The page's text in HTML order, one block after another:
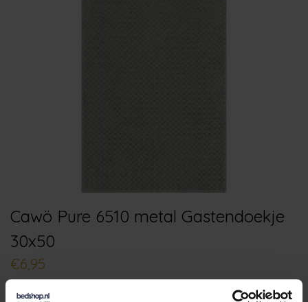
Cawö Pure 6510 metal Gastendoekje
30x50
€6,95